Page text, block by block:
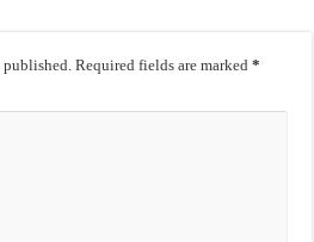
published. Required fields are marked*